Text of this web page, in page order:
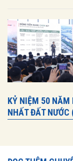
KỶ NIỆM 50 NĂM
NHẤT ĐẤT